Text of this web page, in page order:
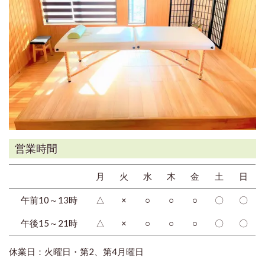
営業時間
月 火 水 木 金 土 日
午前10～13時 △ × ○ ○ ○ 〇 〇
午後15～21時 △ × ○ ○ ○ 〇 〇
休業日：火曜日・第2、第4月曜日